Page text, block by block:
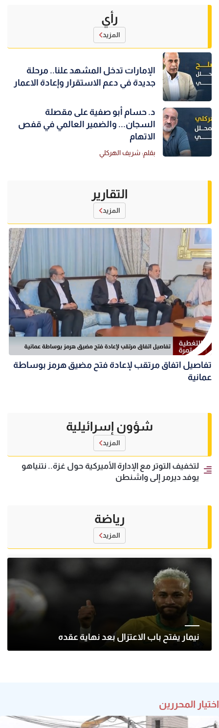
رأي
المزيد
الإمارات تدخل المشهد علنا.. مرحلة
جديدة في دعم الاستقرار وإعادة الاعمار
د. حسام أبو صفية على مقصلة
السجان... والضمير العالمي في قفص
الاتهام
بقلم: شريف الهركلي
التقارير
المزيد
تفاصيل اتفاق مرتقب لإعادة فتح مضيق هرمز بوساطة
عمانية
شؤون إسرائيلية
المزيد
لتخفيف التوتر مع الإدارة الأميركية حول غزة.. نتنياهو
يوفد ديرمر إلى واشنطن
رياضة
المزيد
نيمار يفتح باب الاعتزال بعد نهاية عقده
اختيار المحررين